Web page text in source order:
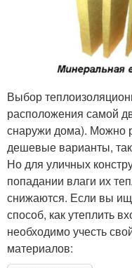
Выбор
расположения самой
снаружи дома). Можно
дешевые варианты,
Но для уличных
попадании влаги их
снижаются. Если вы
способ, как утеплить
необходимо учесть
материалов: